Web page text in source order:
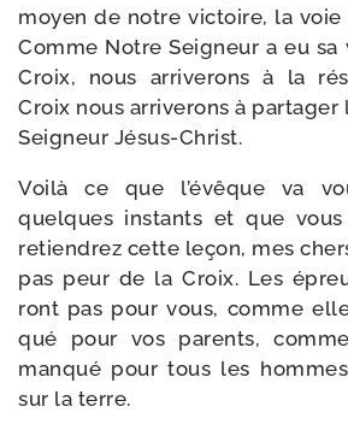
moyen de notre vic­toire, la
Comme Notre Seigneur a eu sa
Croix, nous arri­ve­rons à la
Croix nous arri­ve­rons à
Seigneur Jésus-Christ.
Voilà ce que l’évêque va
quelques ins­tants et que vous
retien­drez cette leçon, mes
pas peur de la Croix. Les
ront pas pour vous, comme
qué pour vos parents,
man­qué pour tous les
sur la terre.